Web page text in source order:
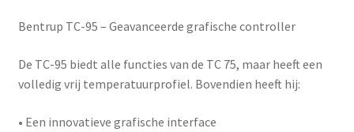
Bentrup TC-95 – Geavanceerde grafische controller
De TC-95 biedt alle functies van de TC 75, maar heeft een
volledig vrij temperatuurprofiel. Bovendien heeft hij:
• Een innovatieve grafische interface